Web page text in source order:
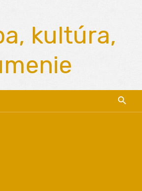
kultúra,